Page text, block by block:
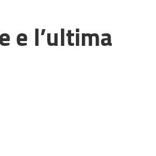
e l’ultima